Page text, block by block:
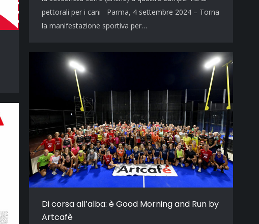
pettorali per i cani Parma, 4 settembre 2024 – Torna
la manifestazione sportiva per…
Di corsa all’alba: è Good Morning and Run by
Artcafè